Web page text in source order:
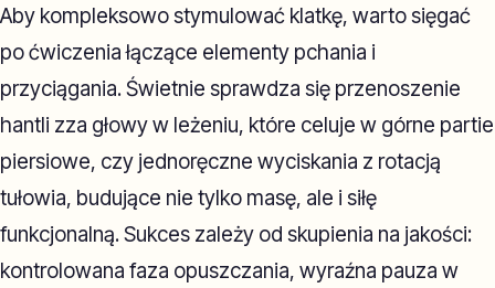
Aby kompleksowo stymulować klatkę, warto sięgać
po ćwiczenia łączące elementy pchania i
przyciągania. Świetnie sprawdza się przenoszenie
hantli zza głowy w leżeniu, które celuje w górne partie
piersiowe, czy jednoręczne wyciskania z rotacją
tułowia, budujące nie tylko masę, ale i siłę
funkcjonalną. Sukces zależy od skupienia na jakości:
kontrolowana faza opuszczania, wyraźna pauza w